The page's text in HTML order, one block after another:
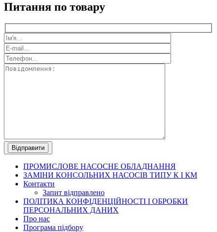
Питання по товару
ПРОМИСЛОВЕ НАСОСНЕ ОБЛАДНАННЯ
ЗАМІНИ КОНСОЛЬНИХ НАСОСІВ ТИПУ К І КМ
Контакти
Запит відправлено
ПОЛІТИКА КОНФІДЕНЦІЙНОСТІ І ОБРОБКИ
ПЕРСОНАЛЬНИХ ДАНИХ
Про нас
Програма підбору